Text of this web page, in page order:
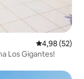
Prosječna
4,98 (52)
Los Gigantes!